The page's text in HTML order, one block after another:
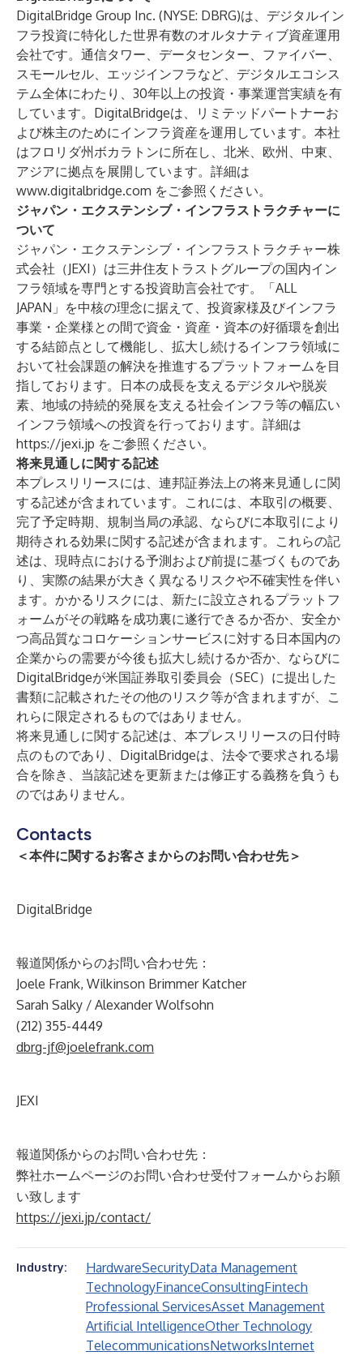
DigitalBridge Group Inc. (NYSE: DBRG)は、デジタルイン
フラ投資に特化した世界有数のオルタナティブ資産運用
会社です。通信タワー、データセンター、ファイバー、
スモールセル、エッジインフラなど、デジタルエコシス
テム全体にわたり、30年以上の投資・事業運営実績を有
しています。DigitalBridgeは、リミテッドパートナーお
よび株主のためにインフラ資産を運用しています。本社
はフロリダ州ボカラトンに所在し、北米、欧州、中東、
アジアに拠点を展開しています。詳細は
www.digitalbridge.com をご参照ください。
ジャパン・エクステンシブ・インフラストラクチャーに
ついて
ジャパン・エクステンシブ・インフラストラクチャー株
式会社（JEXI）は三井住友トラストグループの国内イン
フラ領域を専門とする投資助言会社です。「ALL
JAPAN」を中核の理念に据えて、投資家様及びインフラ
事業・企業様との間で資金・資産・資本の好循環を創出
する結節点として機能し、拡大し続けるインフラ領域に
おいて社会課題の解決を推進するプラットフォームを目
指しております。日本の成長を支えるデジタルや脱炭
素、地域の持続的発展を支える社会インフラ等の幅広い
インフラ領域への投資を行っております。詳細は
https://jexi.jp をご参照ください。
将来見通しに関する記述
本プレスリリースには、連邦証券法上の将来見通しに関
する記述が含まれています。これには、本取引の概要、
完了予定時期、規制当局の承認、ならびに本取引により
期待される効果に関する記述が含まれます。これらの記
述は、現時点における予測および前提に基づくものであ
り、実際の結果が大きく異なるリスクや不確実性を伴い
ます。かかるリスクには、新たに設立されるプラットフ
ォームがその戦略を成功裏に遂行できるか否か、安全か
つ高品質なコロケーションサービスに対する日本国内の
企業からの需要が今後も拡大し続けるか否か、ならびに
DigitalBridgeが米国証券取引委員会（SEC）に提出した
書類に記載されたその他のリスク等が含まれますが、こ
れらに限定されるものではありません。
将来見通しに関する記述は、本プレスリリースの日付時
点のものであり、DigitalBridgeは、法令で要求される場
合を除き、当該記述を更新または修正する義務を負うも
のではありません。
Contacts
＜本件に関するお客さまからのお問い合わせ先＞
DigitalBridge
報道関係からのお問い合わせ先：
Joele Frank, Wilkinson Brimmer Katcher
Sarah Salky / Alexander Wolfsohn
(212) 355-4449
dbrg-jf@joelefrank.com
JEXI
報道関係からのお問い合わせ先：
弊社ホームページのお問い合わせ受付フォームからお願
い致します
https://jexi.jp/contact/
Industry: HardwareSecurityData Management
TechnologyFinanceConsultingFintech
Professional ServicesAsset Management
Artificial IntelligenceOther Technology
TelecommunicationsNetworksInternet